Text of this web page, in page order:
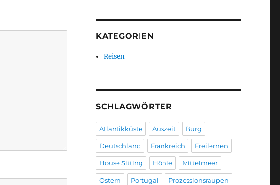
KATEGORIEN
Reisen
SCHLAGWÖRTER
Atlantikküste Auszeit Burg
Deutschland Frankreich Freilernen
House Sitting Höhle Mittelmeer
Ostern Portugal Prozessionsraupen